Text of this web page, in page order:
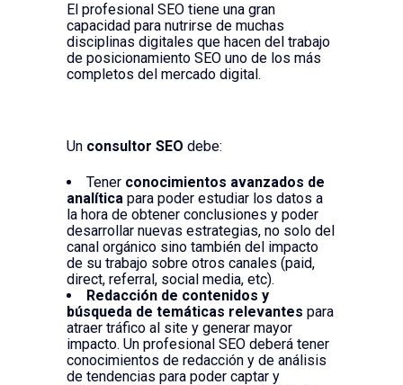
El profesional SEO tiene una gran
capacidad para nutrirse de muchas
disciplinas digitales que hacen del trabajo
de posicionamiento SEO uno de los más
completos del mercado digital.
Un consultor SEO debe:
Tener conocimientos avanzados de
analítica para poder estudiar los datos a
la hora de obtener conclusiones y poder
desarrollar nuevas estrategias, no solo del
canal orgánico sino también del impacto
de su trabajo sobre otros canales (paid,
direct, referral, social media, etc).
Redacción de contenidos y
búsqueda de temáticas relevantes para
atraer tráfico al site y generar mayor
impacto. Un profesional SEO deberá tener
conocimientos de redacción y de análisis
de tendencias para poder captar y